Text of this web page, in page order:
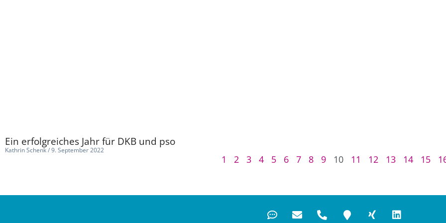
Ein erfolgreiches Jahr für DKB und pso
Kathrin Schenk 9. September 2022
1 2 3 4 5 6 7 8 9 10 11 12 13 14 15